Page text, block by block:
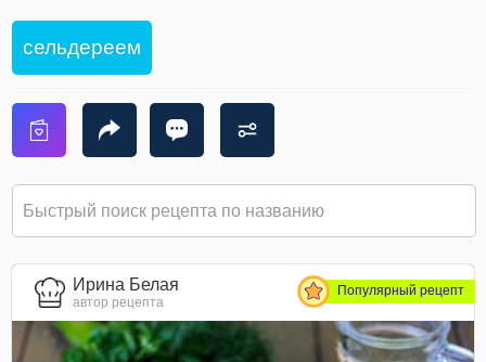
сельдереем
Ирина Белая
автор рецепта
Популярный рецепт